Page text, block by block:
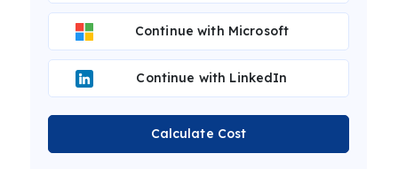
Continue with Microsoft
Continue with LinkedIn
Calculate Cost